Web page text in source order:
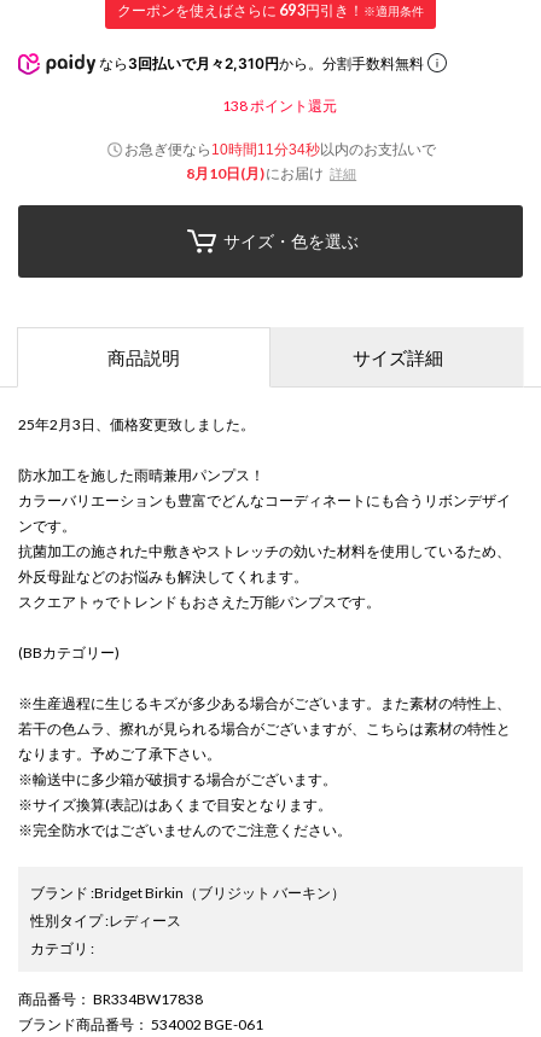
クーポンを使えばさらに 693円引き！ ※適用条件
なら 3回払いで月々2,310円から。分割手数料無料
138 ポイント還元
お急ぎ便なら 10時間11分34秒以内のお支払いで
8月10日(月)にお届け 詳細
サイズ・色を選ぶ
商品説明 サイズ詳細
25年2月3日、価格変更致しました。
防水加工を施した雨晴兼用パンプス！
カラーバリエーションも豊富でどんなコーディネートにも合うリボンデザイ
ンです。
抗菌加工の施された中敷きやストレッチの効いた材料を使用しているため、
外反母趾などのお悩みも解決してくれます。
スクエアトゥでトレンドもおさえた万能パンプスです。
(BBカテゴリー)
※生産過程に生じるキズが多少ある場合がございます。また素材の特性上、
若干の色ムラ、擦れが見られる場合がございますが、こちらは素材の特性と
なります。予めご了承下さい。
※輸送中に多少箱が破損する場合がございます。
※サイズ換算(表記)はあくまで目安となります。
※完全防水ではございませんのでご注意ください。
ブランド :Bridget Birkin （ブリジット バーキン）
性別タイプ:レディース
カテゴリ :
商品番号 ： BR334BW17838
ブランド商品番号 ： 534002 BGE-061